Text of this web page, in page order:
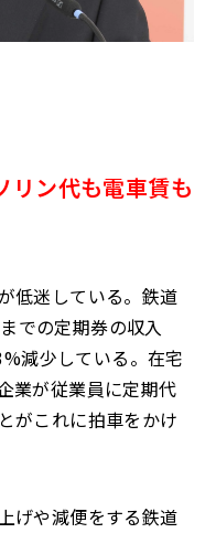
リン代も電車賃も
低迷している。鉄道
での定期券の収入
減少している。在宅
業が従業員に定期代
がこれに拍車をかけ
げや減便をする鉄道